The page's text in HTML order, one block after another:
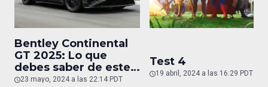
Bentley Continental
GT 2025: Lo que
debes saber de este
auto de superlujo
23 mayo, 2024 a las 22:14 PDT
Test 4
19 abril, 2024 a las 16:29 PDT